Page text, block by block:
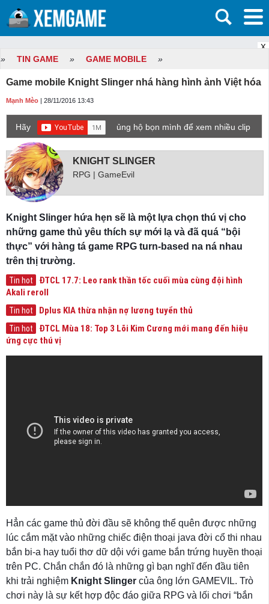
X
» TIN GAME » GAME MOBILE »
Game mobile Knight Slinger nhá hàng hình ảnh Việt hóa
Mạnh Mèo | 28/11/2016 13:43
Hãy
ủng hộ bọn mình để xem nhiều clip
game mới hơn nhé!
KNIGHT SLINGER
RPG | GameEvil
Knight Slinger hứa hẹn sẽ là một lựa chọn thú vị cho
những game thủ yêu thích sự mới lạ và đã quá “bội
thực” với hàng tá game RPG turn-based na ná nhau
trên thị trường.
Tin hot
ĐTCL 17.7: Leo rank thần tốc cuối mùa cùng đội hình
Akali reroll
Tin hot Dplus KIA thừa nhận nợ lương tuyển thủ
Tin hot
ĐTCL Mùa 18: Top 3 Lõi Kim Cương mới mang đến hiệu
ứng cực thú vị
Hẳn các game thủ đời đầu sẽ không thể quên được những
lúc cắm mặt vào những chiếc điện thoại java đời cổ thi nhau
bắn bi-a hay tuổi thơ dữ dội với game bắn trứng huyền thoại
trên PC. Chắn chắn đó là những gì bạn nghĩ đến đầu tiên
khi trải nghiệm Knight Slinger của ông lớn GAMEVIL. Trò
chơi này là sự kết hợp độc đáo giữa RPG và lối chơi “bắn